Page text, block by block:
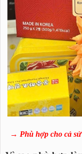
→ Phù hợp cho cả